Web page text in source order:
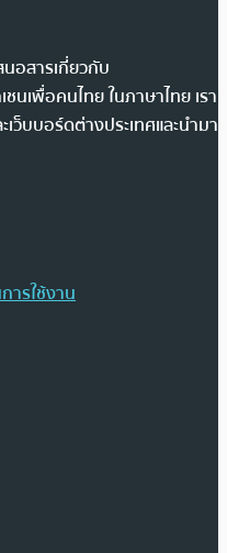
อสารเกี่ยวกับ
นเพื่อคนไทย ในภาษาไทย เรา
ว็บบอร์ดต่างประเทศและนำมา
ารใช้งาน